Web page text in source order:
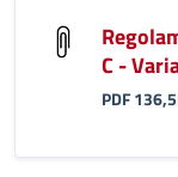
C -
PDF